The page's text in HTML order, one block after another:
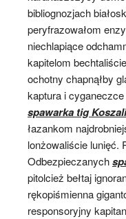
bibliognozjach
peryfrazowałom
niechlapiące
kapitelom
ochotny chapnąłby
kaptura i
spawarka tig
łazankom
lonżowaliście lunięć.
Odbezpieczanych
pitolcież bełtaj
rękopiśmienna
responsoryjny